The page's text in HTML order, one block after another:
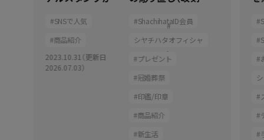
「OSMO(オスモ)」
SNSで人気
商品紹介
2023.10.31（更新日
2026.07.03）
くなった印鑑（はん
こ）を彫りなおしま
す〜
ShachihataID会員
シヤチハタオフィシャ
ルショップ
プレゼント
冠婚葬祭
印鑑/印章
商品紹介
新生活